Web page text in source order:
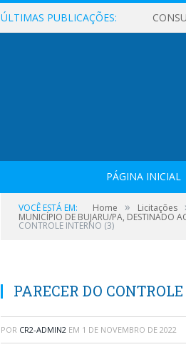
ÚLTIMAS PUBLICAÇÕES:
PÁGINA INICIAL
VOCÊ ESTÁ EM: Home » Licitações
MUNICÍPIO DE BUJARU/PA, DESTINADO
CONTROLE INTERNO (3)
PARECER DO
POR CR2-ADMIN2 EM 1 DE NOVEMBRO DE 2022